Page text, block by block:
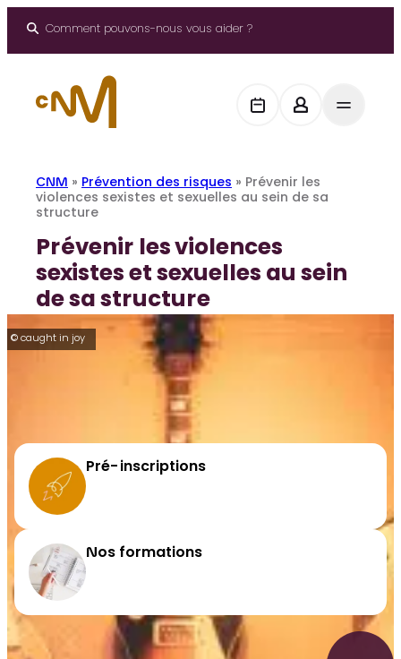
Comment pouvons-nous vous aider ?
CNM » Prévention des risques » Prévenir les
violences sexistes et sexuelles au sein de sa
structure
Prévenir les violences
sexistes et sexuelles au sein
de sa structure
© caught in joy
Pré-inscriptions
Nos formations